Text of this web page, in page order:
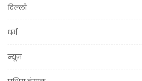
दिल्ली
धर्म
न्यूज़